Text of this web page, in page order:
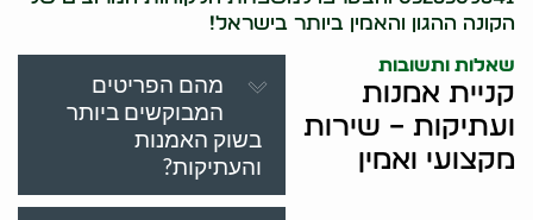
הקונה ההגון והאמין ביותר בישראל!
שאלות ותשובות
קניית אמנות
ועתיקות – שירות
מקצועי ואמין
מהם הפריטים
המבוקשים ביותר
בשוק האמנות
והעתיקות?